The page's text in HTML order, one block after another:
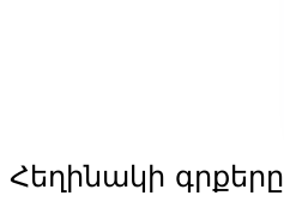
Հեղինակի գրքերը